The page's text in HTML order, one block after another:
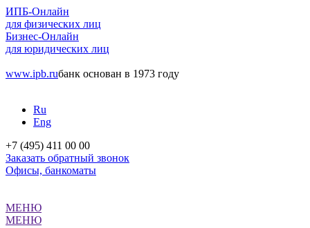
ИПБ-Онлайн
для физических лиц
Бизнес-Онлайн
для юридических лиц
www.ipb.ruбанк основан в 1973 году
Ru
Eng
+7 (495) 411 00 00
Заказать обратный звонок
Офисы, банкоматы
МЕНЮ
МЕНЮ